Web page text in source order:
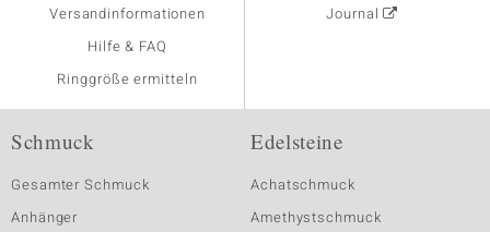
Versandinformationen
Hilfe & FAQ
Ringgröße ermitteln
Journal
Schmuck
Gesamter Schmuck
Anhänger
Edelsteine
Achatschmuck
Amethystschmuck